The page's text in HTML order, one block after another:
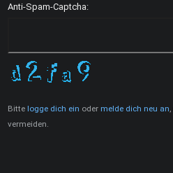
Anti-Spam-Captcha:
Bitte logge dich ein oder melde dich neu an
vermeiden.